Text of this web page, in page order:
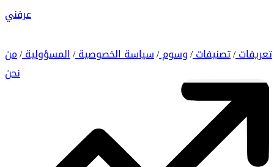
عرفني
تعريفات/ تصنيفات/ وسوم/ سياسة الخصوصية/ المسؤولية/ من
نحن